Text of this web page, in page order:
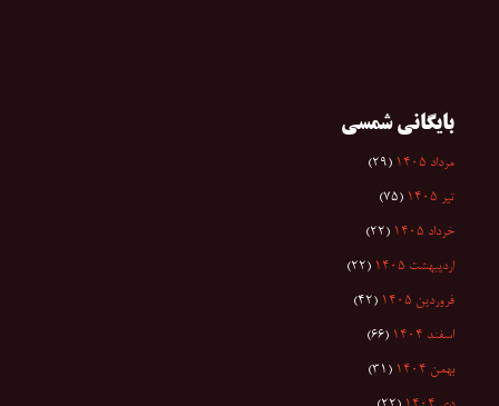
بایگانی شمسی
مرداد ۱۴۰۵ (۲۹)
تیر ۱۴۰۵ (۷۵)
خرداد ۱۴۰۵ (۲۲)
اردیبهشت ۱۴۰۵ (۲۲)
فروردین ۱۴۰۵ (۴۲)
اسفند ۱۴۰۴ (۶۶)
بهمن ۱۴۰۴ (۳۱)